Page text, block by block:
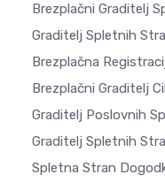
Brezplačni Graditelj
Graditelj Spletnih
Brezplačna
Brezplačni Graditelj
Graditelj Poslovnih
Graditelj Spletnih
Spletna Stran